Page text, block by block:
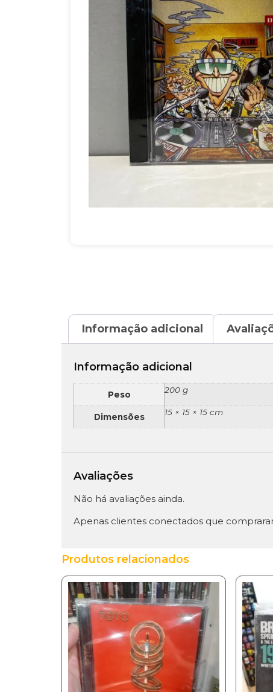
Informação adicional
Informação adicional
Peso 200 g
Dimensões 15 × 15 × 15 cm
Avaliações
Não há avaliações ainda.
Apenas clientes conectados que
Produtos relacionados